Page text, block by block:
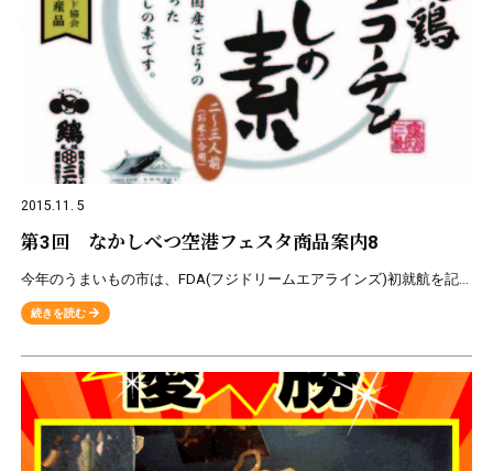
2015.11. 5
第3回 なかしべつ空港フェスタ商品案内8
今年のうまいもの市は、FDA(フジドリームエアラインズ)初就航を記念いたしまして、静岡県･愛知県の名産品を販売致します。 ★販売商品のご案内★ ◎三和の純鶏名古屋コーチン「とりめしの素」 名古屋コー
続きを読む